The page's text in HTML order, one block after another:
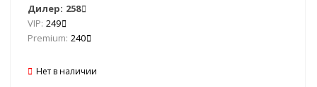
Дилер: 258
VIP: 249
Premium: 240
Нет в наличии